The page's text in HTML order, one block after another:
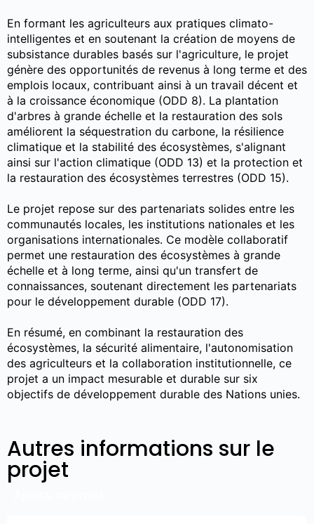
En formant les agriculteurs aux pratiques climato-
intelligentes et en soutenant la création de moyens de
subsistance durables basés sur l'agriculture, le projet
génère des opportunités de revenus à long terme et des
emplois locaux, contribuant ainsi à un travail décent et
à la croissance économique (ODD 8). La plantation
d'arbres à grande échelle et la restauration des sols
améliorent la séquestration du carbone, la résilience
climatique et la stabilité des écosystèmes, s'alignant
ainsi sur l'action climatique (ODD 13) et la protection et
la restauration des écosystèmes terrestres (ODD 15).
Le projet repose sur des partenariats solides entre les
communautés locales, les institutions nationales et les
organisations internationales. Ce modèle collaboratif
permet une restauration des écosystèmes à grande
échelle et à long terme, ainsi qu'un transfert de
connaissances, soutenant directement les partenariats
pour le développement durable (ODD 17).
En résumé, en combinant la restauration des
écosystèmes, la sécurité alimentaire, l'autonomisation
des agriculteurs et la collaboration institutionnelle, ce
projet a un impact mesurable et durable sur six
objectifs de développement durable des Nations unies.
Autres informations sur le
projet